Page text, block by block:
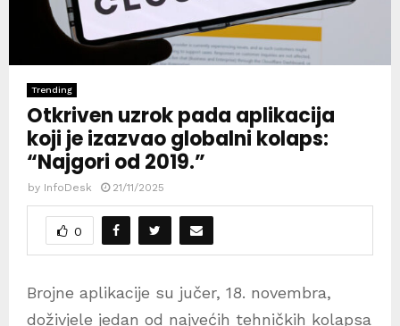
Trending
Otkriven uzrok pada aplikacija
koji je izazvao globalni kolaps:
“Najgori od 2019.”
by InfoDesk 21/11/2025
0
Brojne aplikacije su jučer, 18. novembra,
doživjele jedan od najvećih tehničkih kolapsa